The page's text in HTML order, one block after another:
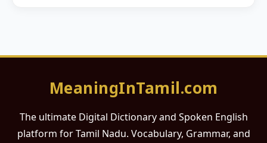
MeaningInTamil.com
The ultimate Digital Dictionary and Spoken English
platform for Tamil Nadu. Vocabulary, Grammar, and